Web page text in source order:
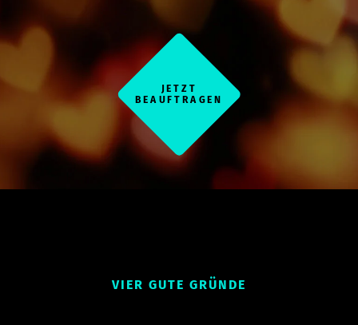
JETZT
BEAUFTRAGEN
VIER GUTE GRÜNDE